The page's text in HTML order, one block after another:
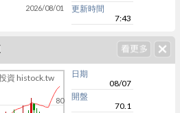
2026/08/01
更新時間
7:43
資 histock.tw
80
日期
08/07
開盤
70.1